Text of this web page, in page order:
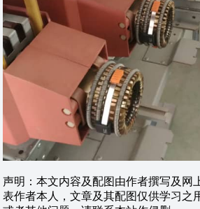
声明：本文内容及配图由作者撰写及网
表作者本人，文章及其配图仅供学习之